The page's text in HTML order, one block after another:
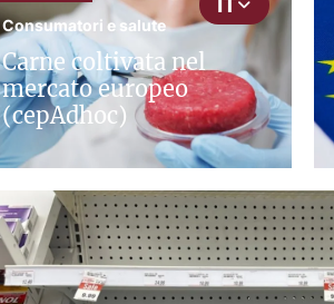
IT
Consumatori e salute
Carne coltivata nel
mercato europeo
(cepAdhoc)